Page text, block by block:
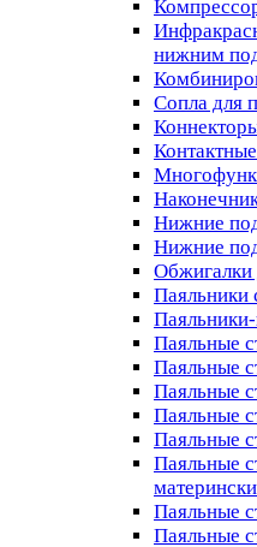
нижним
Сопла для
Нижние
Нижние
Обжигалки
Паяльники
Паяльные
Паяльные
Паяльные
Паяльные
Паяльные
Паяльные
Паяльные
Паяльные